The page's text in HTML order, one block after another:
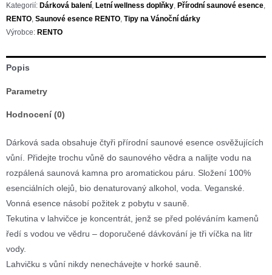
množství
Kategorií: Dárková balení, Letní wellness doplňky, Přírodní saunové esence,
RENTO, Saunové esence RENTO, Tipy na Vánoční dárky
Výrobce: RENTO
Popis
Parametry
Hodnocení (0)
Dárková sada obsahuje čtyři přírodní saunové esence osvěžujících
vůní. Přidejte trochu vůně do saunového vědra a nalijte vodu na
rozpálená saunová kamna pro aromatickou páru. Složení 100%
esenciálních olejů, bio denaturovaný alkohol, voda. Veganské.
Vonná esence násobí požitek z pobytu v sauně.
Tekutina v lahvičce je koncentrát, jenž se před poléváním kamenů
ředí s vodou ve vědru – doporučené dávkování je tři víčka na litr
vody.
Lahvičku s vůní nikdy nenechávejte v horké sauně.